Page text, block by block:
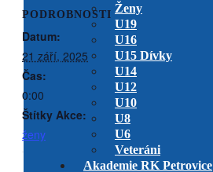
Ženy
U19
U16
U15 Dívky
U14
U12
U10
U8
U6
Veteráni
Akademie RK Petrovice
PODROBNOSTI
Datum:
21 září, 2025
Čas:
0:00
Štítky Akce:
ženy